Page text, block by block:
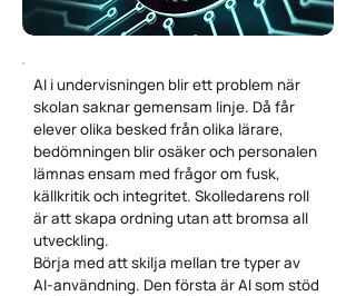
AI i undervisningen blir ett problem när
skolan saknar gemensam linje. Då får
elever olika besked från olika lärare,
bedömningen blir osäker och personalen
lämnas ensam med frågor om fusk,
källkritik och integritet. Skolledarens roll
är att skapa ordning utan att bromsa all
utveckling.
Börja med att skilja mellan tre typer av
AI-användning. Den första är AI som stöd